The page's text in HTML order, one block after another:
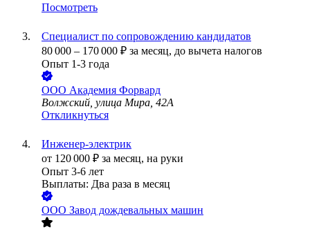
Посмотреть
Специалист по сопровождению кандидатов
80 000 – 170 000 ₽ за месяц, до вычета налогов
Опыт 1-3 года
ООО Академия Форвард
Волжский, улица Мира, 42А
Откликнуться
Инженер-электрик
от 120 000 ₽ за месяц, на руки
Опыт 3-6 лет
Выплаты: Два раза в месяц
ООО Завод дождевальных машин